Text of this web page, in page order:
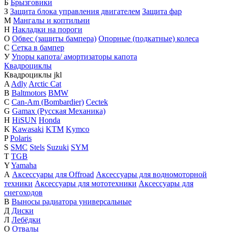
Б Брызговики
З Защита блока управления двигателем Защита фар
М Мангалы и коптильни
Н Накладки на пороги
О Обвес (защиты бампера) Опорные (подкатные) колеса
С Сетка в бампер
У Упоры капота/ амортизаторы капота
Квадроциклы
Квадроциклы jkl
A Adly Arctic Cat
B Baltmotors BMW
C Can-Am (Bombardier) Cectek
G Gamax (Русская Механика)
H HiSUN Honda
K Kawasaki KTM Kymco
P Polaris
S SMC Stels Suzuki SYM
T TGB
YYamaha
А Аксессуары для Offroad Аксессуары для водномоторной
техники Аксессуары для мототехники Аксессуары для
снегоходов
В Выносы радиатора универсальные
Д Диски
Л Лебёдки
О Отвалы